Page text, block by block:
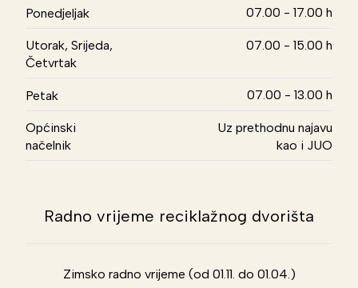
Ponedjeljak 07.00 - 17.00 h
Utorak, Srijeda,
Četvrtak
07.00 - 15.00 h
Petak 07.00 - 13.00 h
Općinski
načelnik
Uz prethodnu najavu
kao i JUO
Radno vrijeme reciklažnog dvorišta
Zimsko radno vrijeme (od 01.11. do 01.04.)